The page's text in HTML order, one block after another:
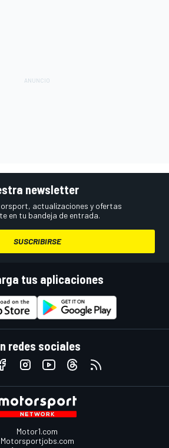
newsletter
actualizaciones y ofertas
en tu bandeja de entrada.
SUSCRIBIRSE
tus aplicaciones
redes sociales
Motor1.com
Motorsportjobs.com